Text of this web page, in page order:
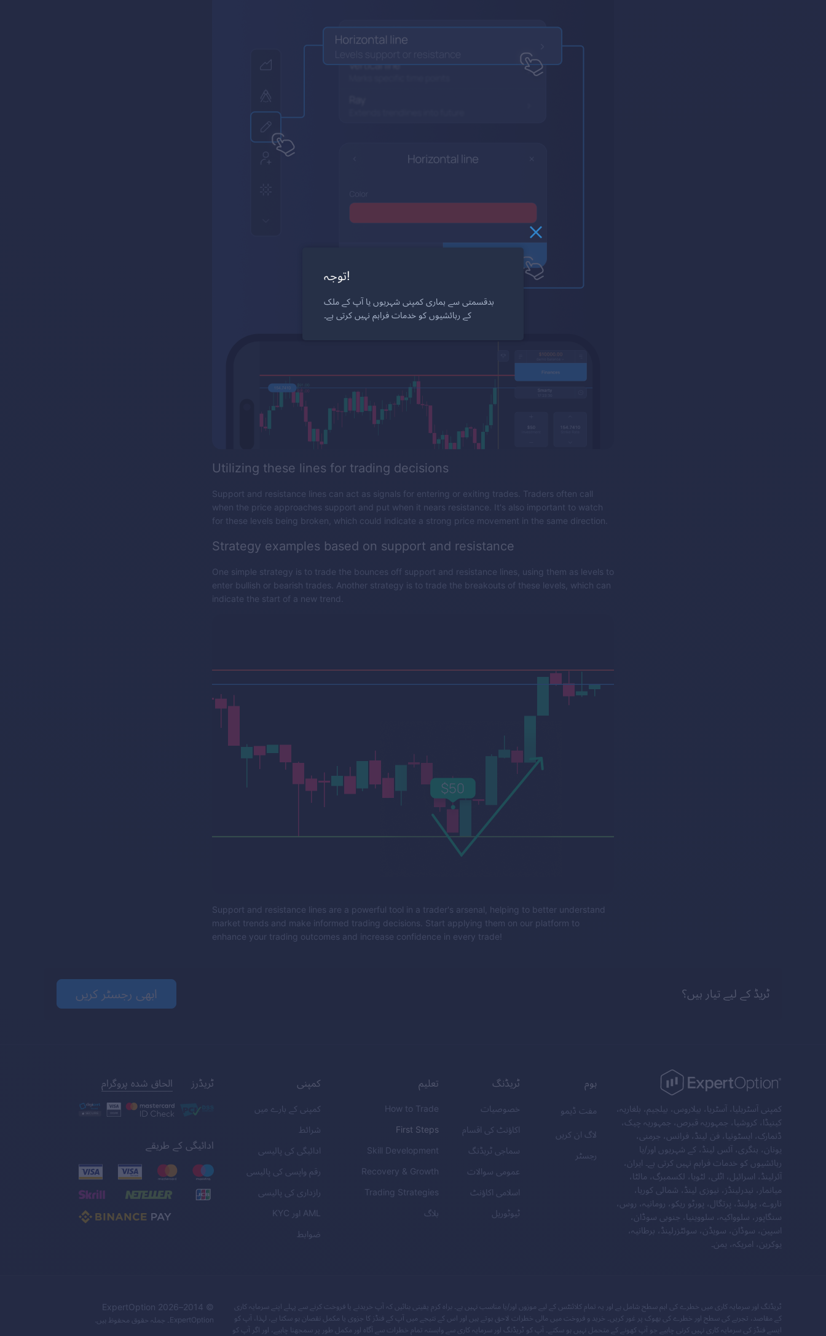
Utilizing these lines for trading decisions
Support and resistance lines can act as signals for entering or exiting trades. Traders often call
when the price approaches support and put when it nears resistance. It's also important to watch
for these levels being broken, which could indicate a strong price movement in the same direction.
Strategy examples based on support and resistance
One simple strategy is to trade the bounces off support and resistance lines, using them as levels to
enter bullish or bearish trades. Another strategy is to trade the breakouts of these levels, which can
indicate the start of a new trend.
Support and resistance lines are a powerful tool in a trader's arsenal, helping to better understand
market trends and make informed trading decisions. Start applying them on our platform to
enhance your trading outcomes and increase confidence in every trade!
ٹریڈ کے لیے تیار ہیں؟ ابھی رجسٹر کریں
کمپنی آسٹریلیا، آسٹریا، بیلاروس، بیلجیم، بلغاریہ،
کینیڈا، کروشیا، جمہوریہ قبرص، جمہوریہ چیک،
ڈنمارک، ایسٹونیا، فن لینڈ، فرانس، جرمنی،
یونان، ہنگری، آئس لینڈ، کے شہریوں اور/یا
رہائشیوں کو خدمات فراہم نہیں کرتی ہے۔ ایران،
آئرلینڈ، اسرائیل، اٹلی، لٹویا، لکسمبرگ، مالٹا،
میانمار، نیدرلینڈز، نیوزی لینڈ، شمالی کوریا،
ناروے، پولینڈ، پرتگال، پورٹو ریکو، رومانیہ، روس،
سنگاپور، سلوواکیہ، سلووینیا، جنوبی سوڈان،
اسپین، سوڈان، سویڈن، سوئٹزرلینڈ، برطانیہ،
یوکرین، امریکہ، یمن۔
ہوم
مفت ڈیمو
لاگ ان کریں
رجسٹر
ٹریڈنگ
خصوصیات
اکاؤنٹ کی اقسام
سماجی ٹریڈنگ
عمومی سوالات
اسلامی اکاؤنٹ
ٹیوٹوریل
تعلیم
How to Trade
First Steps
Skill Development
Recovery & Growth
Trading Strategies
بلاگ
کمپنی
کمپنی کے بارے میں
شرائط
ادائیگی کی پالیسی
رقم واپسی کی پالیسی
رازداری کی پالیسی
AML اور KYC
ضوابط
ٹریڈرز الحاق شدہ پروگرام
ادائیگی کے طریقے
ٹریڈنگ اور سرمایہ کاری میں خطرے کی اہم سطح شامل ہے اور یہ تمام کلائنٹس کے لیے موزوں اور/یا مناسب نہیں ہے۔ براہ کرم یقینی بنائیں کہ آپ خریدنے یا فروخت کرنے سے پہلے اپنے سرمایہ کاری
کے مقاصد، تجربے کی سطح اور خطرے کی بھوک پر غور کریں۔ خرید و فروخت میں مالی خطرات لاحق ہوتے ہیں اور اس کے نتیجے میں آپ کے فنڈز کا جزوی یا مکمل نقصان ہو سکتا ہے، لہذا، آپ کو
ایسے فنڈز کی سرمایہ کاری نہیں کرنی چاہیے جو آپ کھونے کے متحمل نہیں ہو سکتے۔ آپ کو ٹریڈنگ اور سرمایہ کاری سے وابستہ تمام خطرات سے آگاہ اور مکمل طور پر سمجھنا چاہیے، اور اگر آپ کو
© 2014–
2026
ExpertOption
ExpertOption۔ جملہ حقوق محفوظ ہیں.
توجہ!
بدقسمتی سے ہماری کمپنی شہریوں یا آپ کے ملک
کے رہائشیوں کو خدمات فراہم نہیں کرتی ہے۔